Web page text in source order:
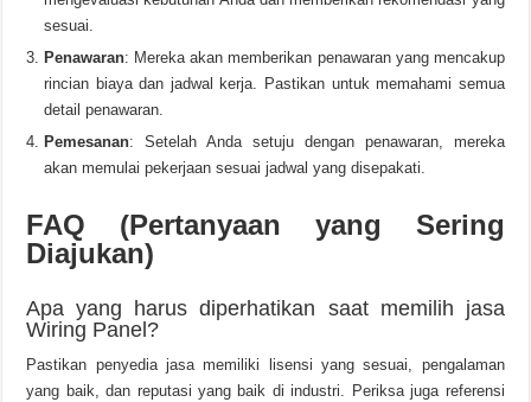
sesuai.
Penawaran: Mereka akan memberikan penawaran yang mencakup
rincian biaya dan jadwal kerja. Pastikan untuk memahami semua
detail penawaran.
Pemesanan: Setelah Anda setuju dengan penawaran, mereka
akan memulai pekerjaan sesuai jadwal yang disepakati.
FAQ (Pertanyaan yang Sering
Diajukan)
Apa yang harus diperhatikan saat memilih jasa
Wiring Panel?
Pastikan penyedia jasa memiliki lisensi yang sesuai, pengalaman
yang baik, dan reputasi yang baik di industri. Periksa juga referensi